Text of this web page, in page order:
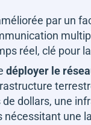
par un
réel, clé pour
déployer le
dollars, une
une